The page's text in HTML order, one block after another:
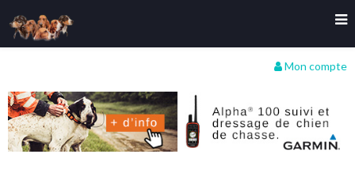
Mon compte